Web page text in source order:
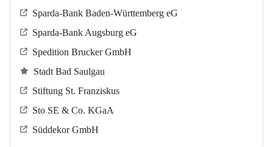
Sparda-Bank Baden-Württemberg eG
Sparda-Bank Augsburg eG
Spedition Brucker GmbH
Stadt Bad Saulgau
Stiftung St. Franziskus
Sto SE & Co. KGaA
Süddekor GmbH